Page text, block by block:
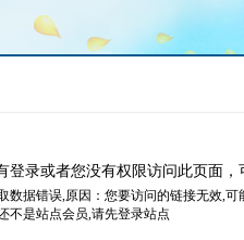
登录或者您没有权限访问此页面
数据错误,原因：您要访问的链接无效,
不是站点会员,请先登录站点